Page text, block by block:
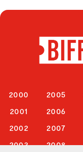
2000
2001
2002
2003
2005
2006
2007
2008